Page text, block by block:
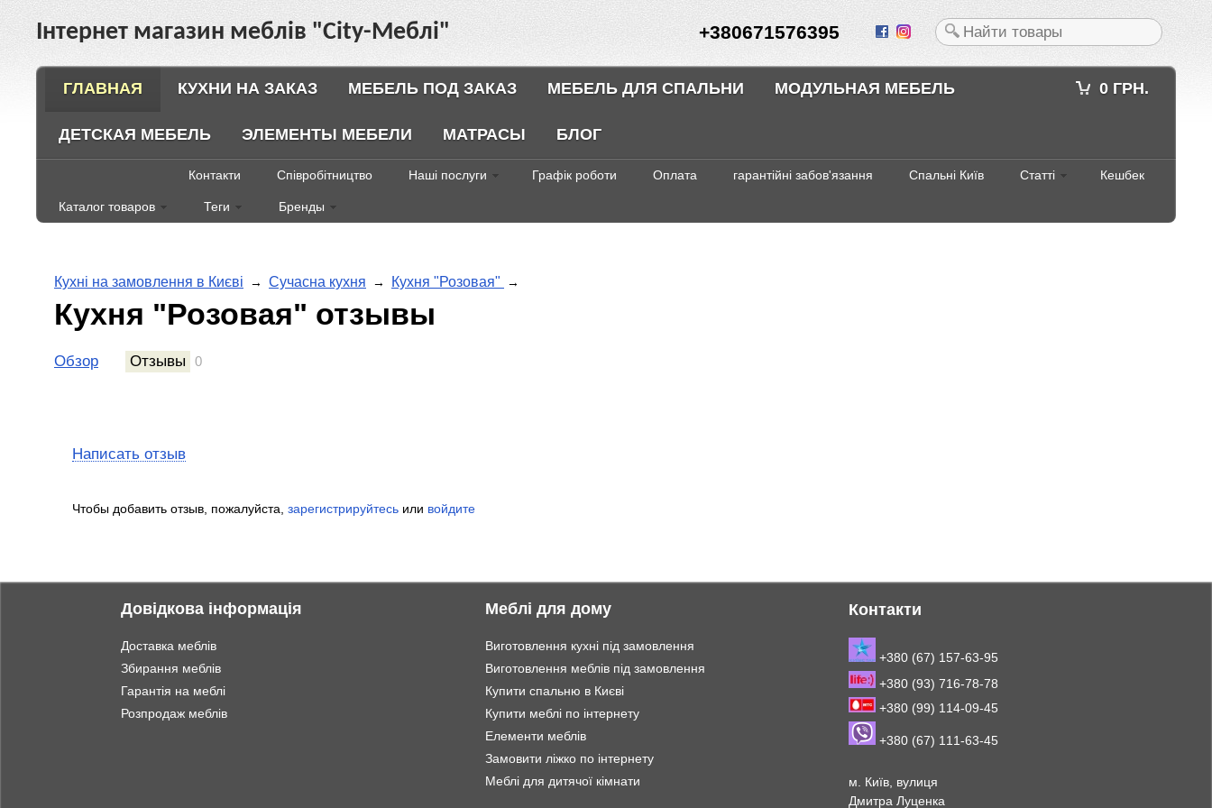
+380671576395
Інтернет магазин меблів "City-Меблі"
0 ГРН.
ГЛАВНАЯ КУХНИ НА ЗАКАЗ МЕБЕЛЬ ПОД ЗАКАЗ МЕБЕЛЬ ДЛЯ СПАЛЬНИ МОДУЛЬНАЯ МЕБЕЛЬ
ДЕТСКАЯ МЕБЕЛЬ ЭЛЕМЕНТЫ МЕБЕЛИ МАТРАСЫ БЛОГ
Контакти Співробітництво Наші послуги Графік роботи Оплата гарантійні забов'язання Спальні Київ Статті Кешбек
Каталог товаров Теги Бренды
Кухні на замовлення в Києві → Сучасна кухня → Кухня "Розовая" →
Кухня "Розовая" отзывы
Обзор Отзывы 0
Написать отзыв
Чтобы добавить отзыв, пожалуйста, зарегистрируйтесь или войдите
Довідкова інформація
Доставка меблів
Збирання меблів
Гарантія на меблі
Розпродаж меблів
Меблі для дому
Виготовлення кухні під замовлення
Виготовлення меблів під замовлення
Купити спальню в Києві
Купити меблі по інтернету
Елементи меблів
Замовити ліжко по інтернету
Меблі для дитячої кімнати
Контакти
+380 (67) 157-63-95
+380 (93) 716-78-78
+380 (99) 114-09-45
+380 (67) 111-63-45
м. Київ, вулиця
Дмитра Луценка